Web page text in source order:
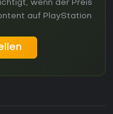
wenn der Preis
auf PlayStation